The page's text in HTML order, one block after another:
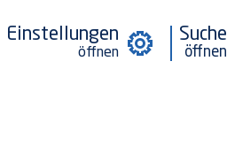
Einstellungen Suche